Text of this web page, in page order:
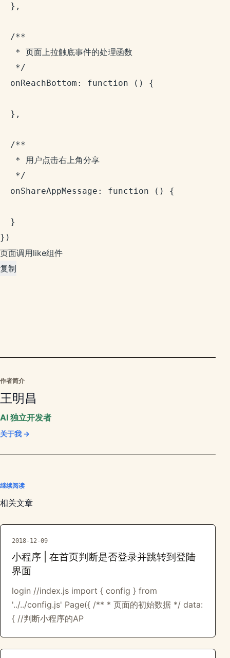
})
页面调用like组件
复制
作者简介
王明昌
AI 独立开发者
关于我 →
继续阅读
相关文章
2018-12-09
小程序 | 在首页判断是否登录并跳转到登陆
界面
login //index.js import { config } from
'../../config.js' Page({ /** * 页面的初始数据 */ data:
{ //判断小程序的AP